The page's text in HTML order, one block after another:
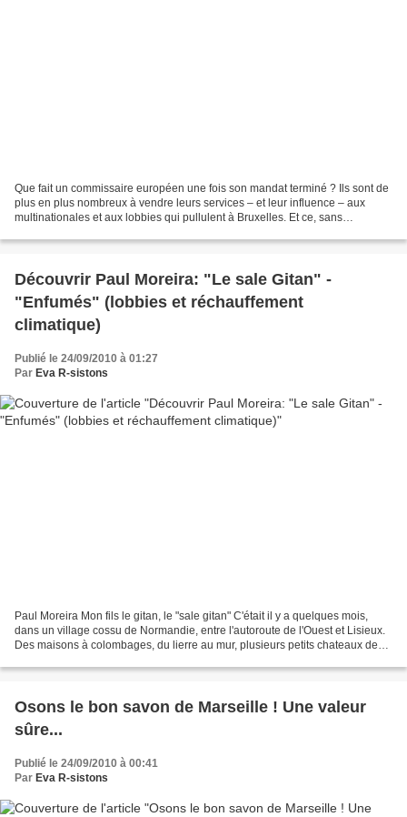
Que fait un commissaire européen une fois son mandat terminé ? Ils sont de
plus en plus nombreux à vendre leurs services – et leur influence – aux
multinationales et aux lobbies qui pullulent à Bruxelles. Et ce, sans
Découvrir Paul Moreira: "Le sale Gitan" -
"Enfumés" (lobbies et réchauffement
climatique)
Publié le 24/09/2010 à 01:27
Par Eva R-sistons
Paul Moreira Mon fils le gitan, le "sale gitan" C'était il y a quelques mois,
dans un village cossu de Normandie, entre l'autoroute de l'Ouest et Lisieux.
Des maisons à colombages, du lierre au mur, plusieurs petits chateaux de
Osons le bon savon de Marseille ! Une valeur
sûre...
Publié le 24/09/2010 à 00:41
Par Eva R-sistons